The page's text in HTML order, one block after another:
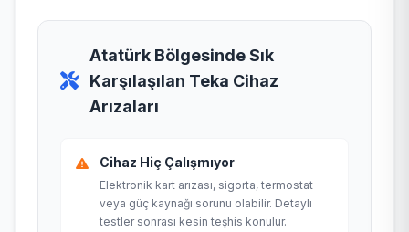
Atatürk Bölgesinde Sık
Karşılaşılan Teka Cihaz
Arızaları
Cihaz Hiç Çalışmıyor
Elektronik kart arızası, sigorta, termostat
veya güç kaynağı sorunu olabilir. Detaylı
testler sonrası kesin teşhis konulur.